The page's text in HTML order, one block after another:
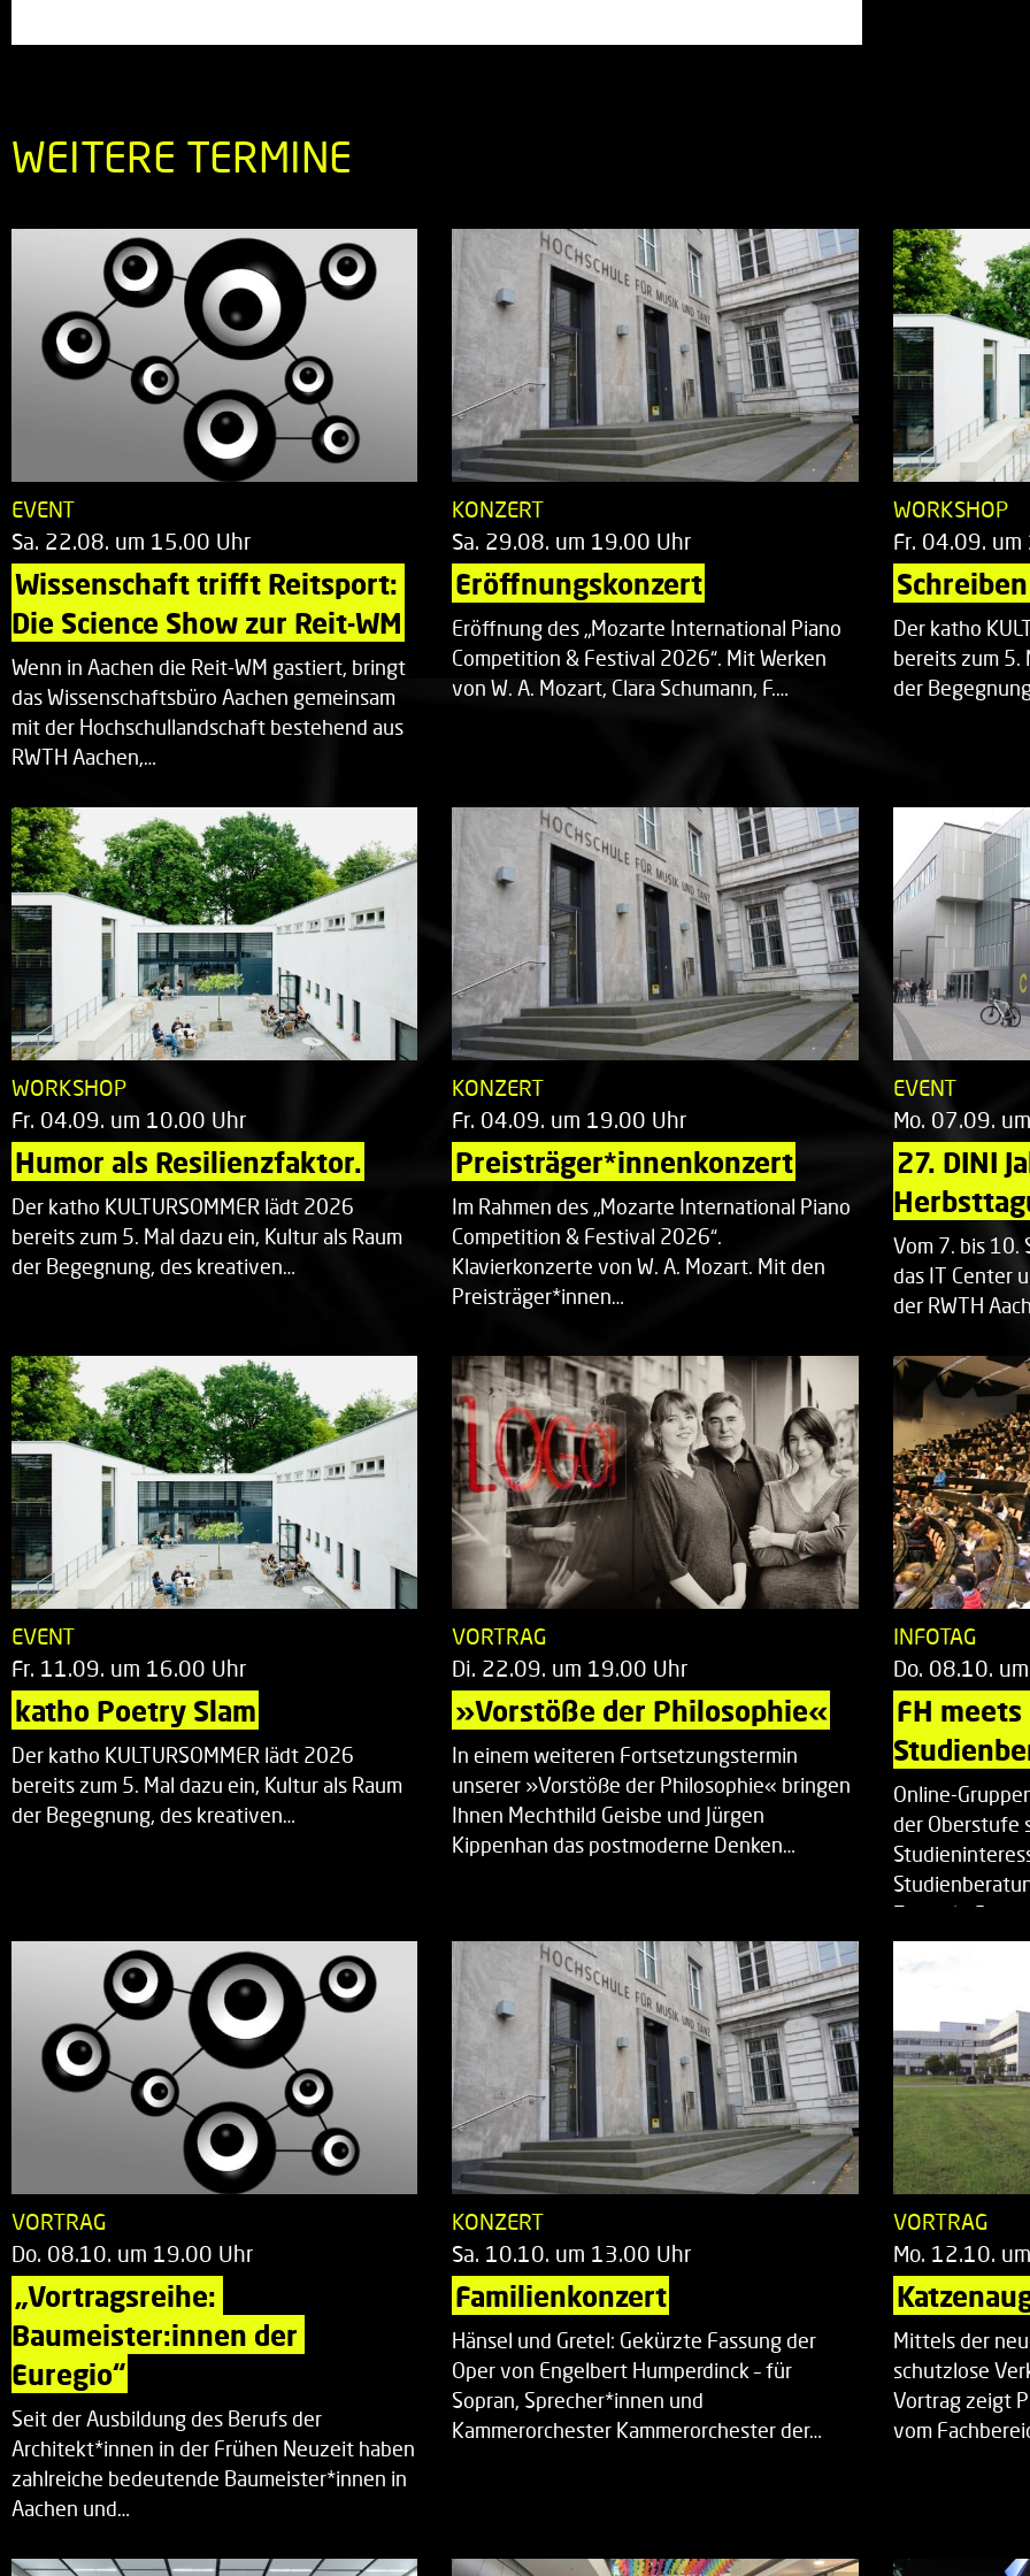
WEITERE TERMINE
EVENT
Sa. 22.08. um 15.00 Uhr
Wissenschaft trifft Reitsport:
Die Science Show zur Reit-WM
Wenn in Aachen die Reit-WM gastiert, bringt
das Wissenschaftsbüro Aachen gemeinsam
mit der Hochschullandschaft bestehend aus
RWTH Aachen,…
KONZERT
Sa. 29.08. um 19.00 Uhr
Eröffnungskonzert
Eröffnung des „Mozarte International Piano
Competition & Festival 2026“. Mit Werken
von W. A. Mozart, Clara Schumann, F.…
WORKSHOP
Fr. 04.09.
Der katho
bereits zum 5.
der
WORKSHOP
Fr. 04.09. um 10.00 Uhr
Humor als Resilienzfaktor.
Der katho KULTURSOMMER lädt 2026
bereits zum 5. Mal dazu ein, Kultur als Raum
der Begegnung, des kreativen…
KONZERT
Fr. 04.09. um 19.00 Uhr
Preisträger*innenkonzert
Im Rahmen des „Mozarte International Piano
Competition & Festival 2026“.
Klavierkonzerte von W. A. Mozart. Mit den
Preisträger*innen…
EVENT
Mo. 07.09.
27. DINI
Vom 7. bis 10.
das IT Center
der RWTH
EVENT
Fr. 11.09. um 16.00 Uhr
katho Poetry Slam
Der katho KULTURSOMMER lädt 2026
bereits zum 5. Mal dazu ein, Kultur als Raum
der Begegnung, des kreativen…
VORTRAG
Di. 22.09. um 19.00 Uhr
»Vorstöße der Philosophie«
In einem weiteren Fortsetzungstermin
unserer »Vorstöße der Philosophie« bringen
Ihnen Mechthild Geisbe und Jürgen
Kippenhan das postmoderne Denken…
INFOTAG
Do. 08.10.
FH meets
Online-
der Oberstufe
Zentrale
VORTRAG
Do. 08.10. um 19.00 Uhr
„Vortragsreihe:
Baumeister:innen der
Euregio“
Seit der Ausbildung des Berufs der
Architekt*innen in der Frühen Neuzeit haben
zahlreiche bedeutende Baumeister*innen in
Aachen und…
KONZERT
Sa. 10.10. um 13.00 Uhr
Familienkonzert
Hänsel und Gretel: Gekürzte Fassung der
Oper von Engelbert Humperdinck – für
Sopran, Sprecher*innen und
Kammerorchester Kammerorchester der…
VORTRAG
Mo. 12.10.
Mittels der
schutzlose
Vortrag zeigt
vom